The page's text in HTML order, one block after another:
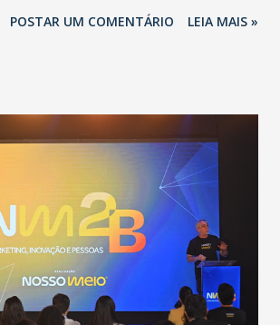
do Estado na contenção da
e de cuidados com os ambientes
“Nós não estamos vivendo uma
como temos em todos os anos, com
de dengue, influenza ou H1N1. Trata-se
com um vírus diferente, com um poder de
que outros coronavírus”, apontou o
ele, é uma epidemia com chance de
podendo gerar um grande risco à
POSTAR UM COMENTÁRIO LEIA MAIS »